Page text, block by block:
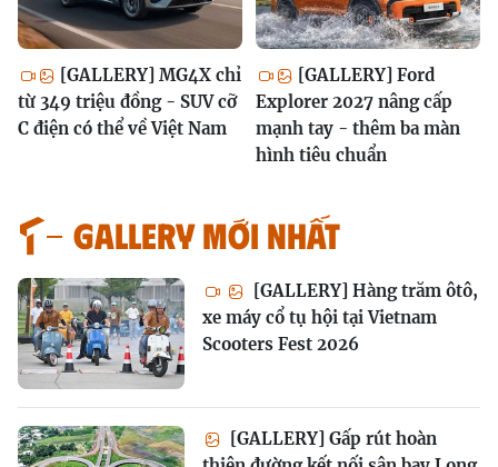
[GALLERY] MG4X chỉ
từ 349 triệu đồng - SUV cỡ
C điện có thể về Việt Nam
[GALLERY] Ford
Explorer 2027 nâng cấp
mạnh tay - thêm ba màn
hình tiêu chuẩn
GALLERY MỚI NHẤT
[GALLERY] Hàng trăm ôtô,
xe máy cổ tụ hội tại Vietnam
Scooters Fest 2026
[GALLERY] Gấp rút hoàn